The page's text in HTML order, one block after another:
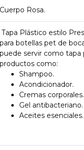
Cuerpo Rosa.
Tapa Plástico estilo
para botellas pet de
puede servir como tapa
productos como:
Shampoo.
Acondicionador.
Cremas corporales.
Gel antibacteriano.
Aceites esenciales.